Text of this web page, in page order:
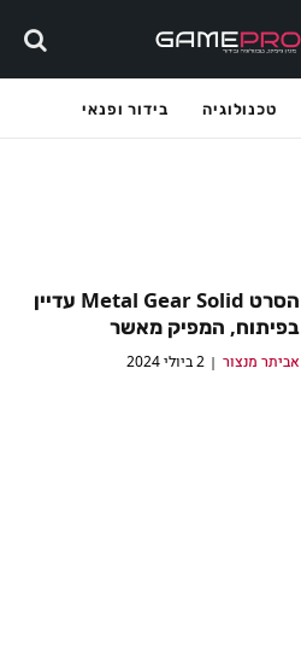
טכנולוגיה בידור ופנאי
הסרט Metal Gear Solid עדיין
בפיתוח, המפיק מאשר
אביתר מנצור 2 ביולי 2024